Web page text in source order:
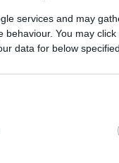
services and may
behaviour. You may
data for below
villognak a
keleti Rolling